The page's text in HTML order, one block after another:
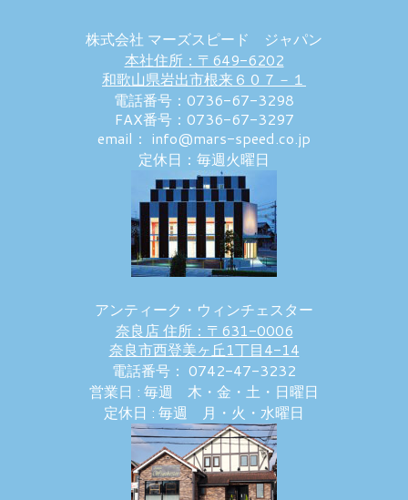
株式会社 マーズスピード ジャパン
本社住所：〒649-6202
和歌山県岩出市根来６０７－１
電話番号：0736-67-3298
FAX番号：0736-67-3297
email： info@mars-speed.co.jp
定休日：毎週火曜日
アンティーク・ウィンチェスター
奈良店 住所：〒631-0006
奈良市西登美ヶ丘1丁目4-14
電話番号： 0742-47-3232
営業日 : 毎週 木・金・土・日曜日
定休日 : 毎週 月・火・水曜日